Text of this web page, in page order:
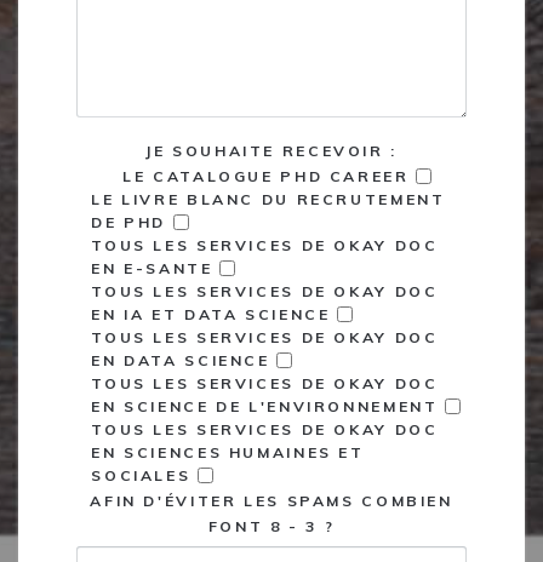
JE SOUHAITE RECEVOIR :
LE CATALOGUE PHD CAREER
LE LIVRE BLANC DU RECRUTEMENT
DE PHD
TOUS LES SERVICES DE OKAY DOC
EN E-SANTE
TOUS LES SERVICES DE OKAY DOC
EN IA ET DATA SCIENCE
TOUS LES SERVICES DE OKAY DOC
EN DATA SCIENCE
TOUS LES SERVICES DE OKAY DOC
EN SCIENCE DE L'ENVIRONNEMENT
TOUS LES SERVICES DE OKAY DOC
EN SCIENCES HUMAINES ET
SOCIALES
AFIN D'ÉVITER LES SPAMS COMBIEN
FONT 8 - 3 ?